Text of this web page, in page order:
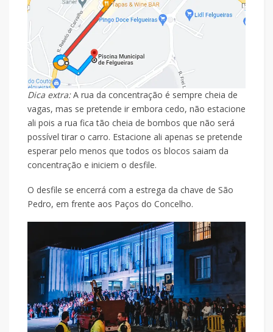
Dica extra:A rua da concentração é sempre cheia de
vagas, mas se pretende ir embora cedo, não estacione
ali pois a rua fica tão cheia de bombos que não será
possível tirar o carro. Estacione ali apenas se pretende
esperar pelo menos que todos os blocos saiam da
concentração e iniciem o desfile.
O desfile se encerrá com a estrega da chave de São
Pedro, em frente aos Paços do Concelho.